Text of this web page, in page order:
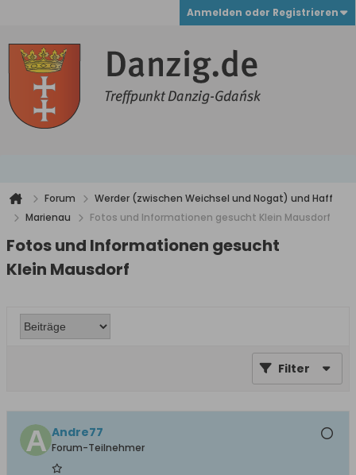
Anmelden oder Registrieren
Forum
Werder (zwischen Weichsel und Nogat) und Haff
Marienau
Fotos und Informationen gesucht Klein Mausdorf
Fotos und Informationen gesucht
Klein Mausdorf
Filter
Andre77
Forum-Teilnehmer